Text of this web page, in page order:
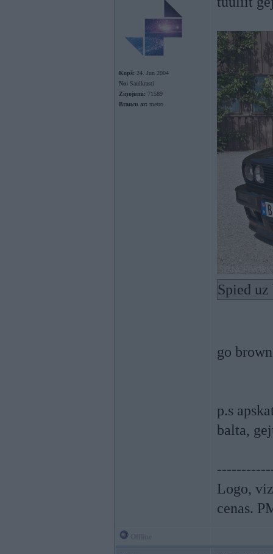
Kopš: 24. Jun 2004
No: Saulkrasti
Ziņojumi: 71589
Braucu ar: metro
Spied
go brown
p.s
balta,
Logo,
cenas.